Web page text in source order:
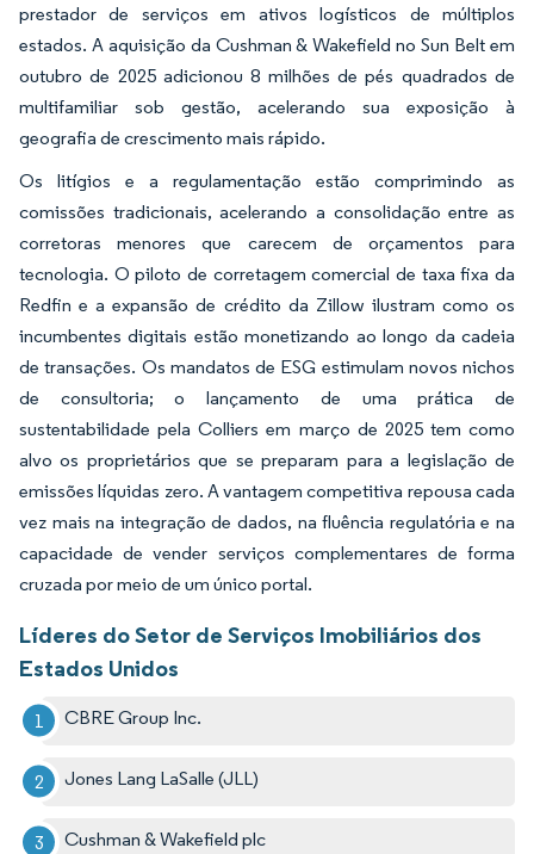
prestador de serviços em ativos logísticos de múltiplos
estados. A aquisição da Cushman & Wakefield no Sun Belt em
outubro de 2025 adicionou 8 milhões de pés quadrados de
multifamiliar sob gestão, acelerando sua exposição à
geografia de crescimento mais rápido.
Os litígios e a regulamentação estão comprimindo as
comissões tradicionais, acelerando a consolidação entre as
corretoras menores que carecem de orçamentos para
tecnologia. O piloto de corretagem comercial de taxa fixa da
Redfin e a expansão de crédito da Zillow ilustram como os
incumbentes digitais estão monetizando ao longo da cadeia
de transações. Os mandatos de ESG estimulam novos nichos
de consultoria; o lançamento de uma prática de
sustentabilidade pela Colliers em março de 2025 tem como
alvo os proprietários que se preparam para a legislação de
emissões líquidas zero. A vantagem competitiva repousa cada
vez mais na integração de dados, na fluência regulatória e na
capacidade de vender serviços complementares de forma
cruzada por meio de um único portal.
Líderes do Setor de Serviços Imobiliários dos
Estados Unidos
CBRE Group Inc.
Jones Lang LaSalle (JLL)
Cushman & Wakefield plc